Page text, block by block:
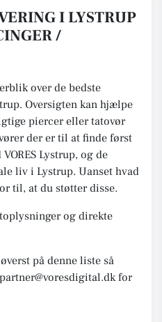
I LYSTRUP
/
over de bedste
Oversigten kan hjælpe
piercer eller tatovør
der er til at finde først
Lystrup, og de
liv i Lystrup. Uanset hvad
til, at du støtter disse.
og direkte
på denne liste så
for